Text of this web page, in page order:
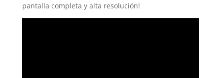
pantalla completa y alta resolución!